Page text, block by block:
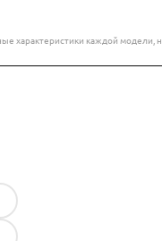
характеристики каждой